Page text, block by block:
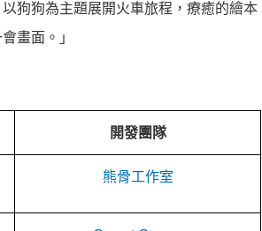
狗狗為主題展開火車旅程，療癒的繪本
畫面。」
開發團隊
熊骨工作室